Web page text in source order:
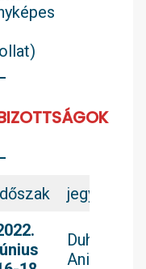
jegyző
Duhonyi
Anita